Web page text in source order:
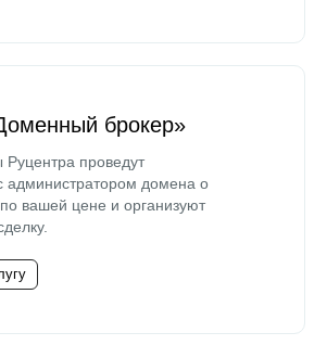
брокер»
проведут
администратором домена о
вашей цене и организуют